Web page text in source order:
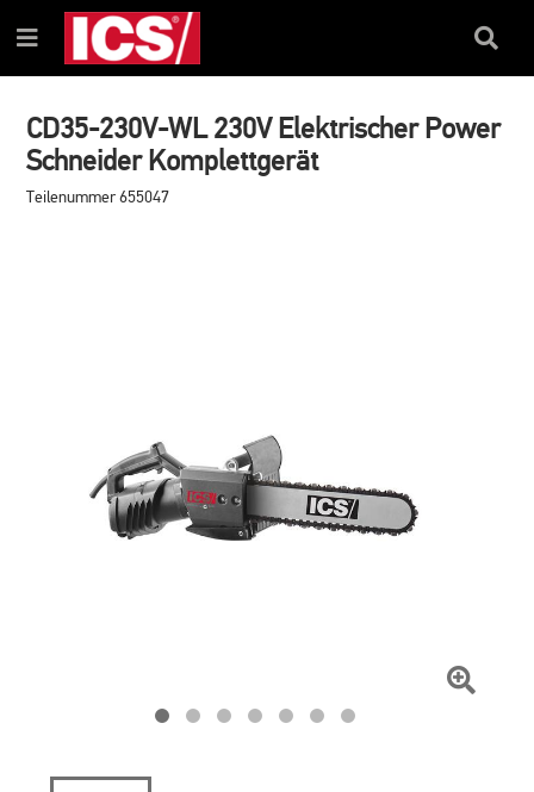
INHALT
NAVIGATIONSMENÜ
Menü
CD35-230V-WL 230V Elektrischer Power
Schneider Komplettgerät
Teilenummer 655047